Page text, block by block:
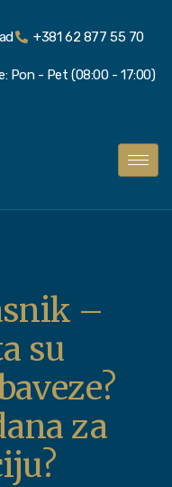
+381 62 877 55 70
Pon - Pet (08:00 - 17:00)
–
su
za